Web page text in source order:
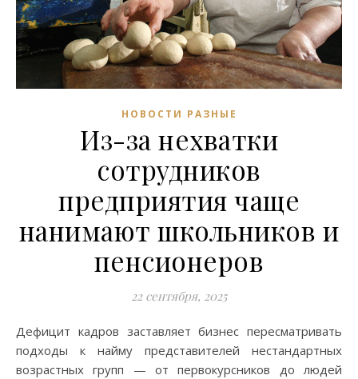
НОВОСТИ РАЗНЫЕ
Из-за нехватки
сотрудников
предприятия чаще
нанимают школьников и
пенсионеров
22 сентября, 2025
Дефицит кадров заставляет бизнес пересматривать
подходы к найму представителей нестандартных
возрастных групп — от первокурсников до людей